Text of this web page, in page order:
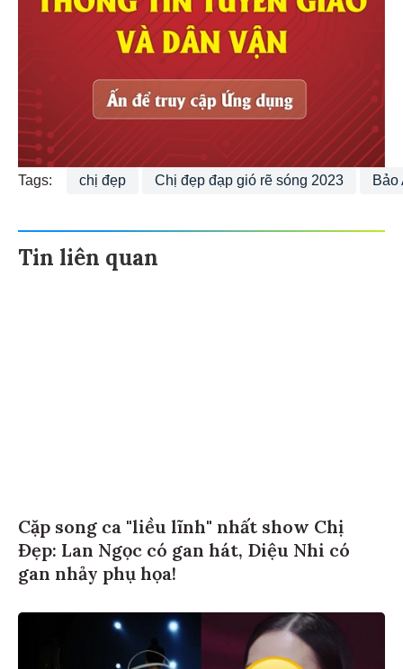
Tags: chị đẹp Chị đẹp đạp gió rẽ sóng 2023 Bảo
Tin liên quan
Cặp song ca "liều lĩnh" nhất show Chị
Đẹp: Lan Ngọc có gan hát, Diệu Nhi có
gan nhảy phụ họa!